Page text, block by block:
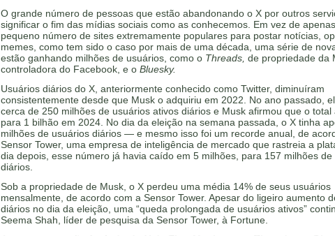
O grande número de pessoas que estão abandonando o X por outros
significar o fim das mídias sociais como as conhecemos. Em vez de
pequeno número de sites extremamente populares para postar notícias,
memes, como tem sido o caso por mais de uma década, uma série de
estão ganhando milhões de usuários, como o Threads, de propriedade da
controladora do Facebook, e o Bluesky.
Usuários diários do X, anteriormente conhecido como Twitter, diminuíram
consistentemente desde que Musk o adquiriu em 2022. No ano passado,
cerca de 250 milhões de usuários ativos diários e Musk afirmou que o total
para 1 bilhão em 2024. No dia da eleição na semana passada, o X tinha
milhões de usuários diários — e mesmo isso foi um recorde anual, de
Sensor Tower, uma empresa de inteligência de mercado que rastreia a
dia depois, esse número já havia caído em 5 milhões, para 157 milhões de
diários.
Sob a propriedade de Musk, o X perdeu uma média 14% de seus usuários
mensalmente, de acordo com a Sensor Tower. Apesar do ligeiro aumento
diários no dia da eleição, uma “queda prolongada de usuários ativos”
Seema Shah, líder de pesquisa da Sensor Tower, à Fortune.